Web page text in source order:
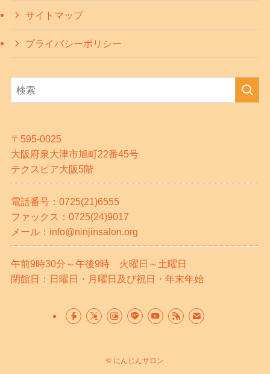
サイトマップ
プライバシーポリシー
〒595-0025
大阪府泉大津市旭町22番45号
テクスピア大阪5階
電話番号：0725(21)6555
ファックス：0725(24)9017
メール：info@ninjinsalon.org
午前9時30分～午後9時 火曜日～土曜日
閉館日：日曜日・月曜日及び祝日・年末年始
© にんじんサロン